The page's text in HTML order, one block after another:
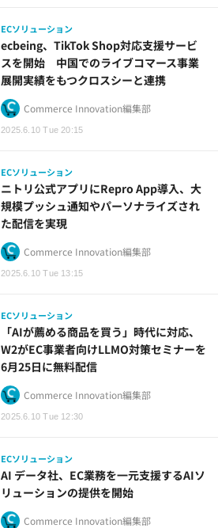
ECソリューション
2025.6.10 Tue 20:15
ecbeing、TikTok Shop対応支援サービ
スを開始 中国でのライブコマース事業
展開実績をもつクロスシーと連携
Commerce Innovation編集部
ECソリューション
2025.6.10 Tue 13:15
ニトリ公式アプリにRepro App導入、大
規模プッシュ通知やパーソナライズされ
た配信を実現
Commerce Innovation編集部
ECソリューション
2025.6.10 Tue 12:30
「AIが薦める商品を買う」時代に対応、
W2がEC事業者向けLLMO対策セミナーを
6月25日に無料配信
Commerce Innovation編集部
ECソリューション
AI データ社、EC業務を一元支援するAIソ
リューションの提供を開始
Commerce Innovation編集部